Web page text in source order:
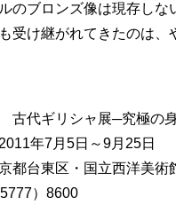
のブロンズ像は現存しな
受け継がれてきたのは、
古代ギリシャ展─究極の
年7月5日～9月25日
都台東区・国立西洋美術
5777）8600